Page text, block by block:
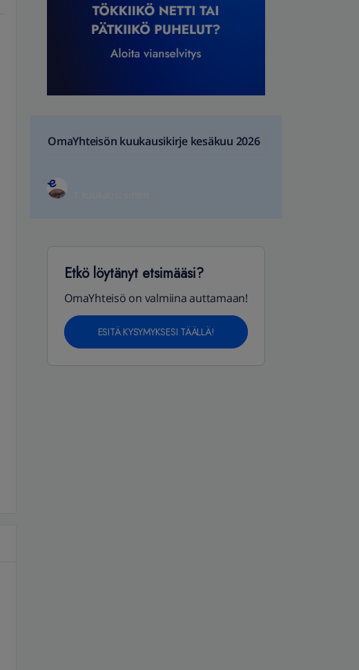
OmaYhteisön kuukausikirje kesäkuu 2026
Etkö löytänyt etsimääsi?
OmaYhteisö on valmiina auttamaan!
ESITÄ KYSYMYKSESI TÄÄLLÄ!